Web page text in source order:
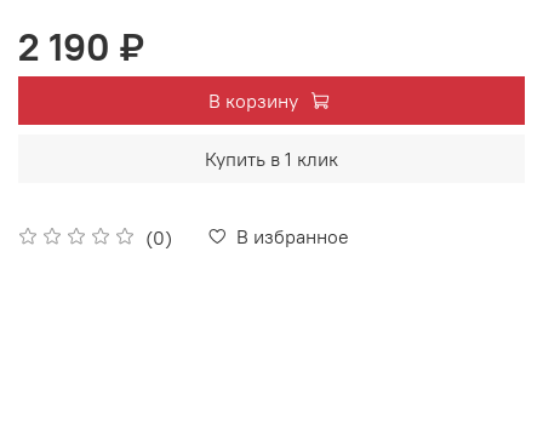
(0) В избранное
2 190 ₽
В корзину
Купить в 1 клик